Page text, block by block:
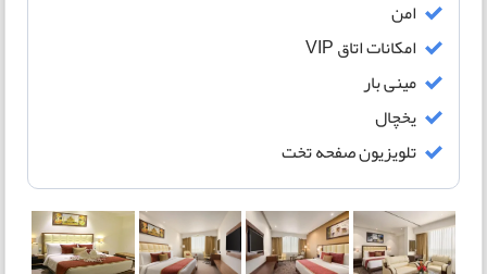
امن
امکانات اتاق VIP
مینی بار
یخچال
تلویزیون صفحه تخت